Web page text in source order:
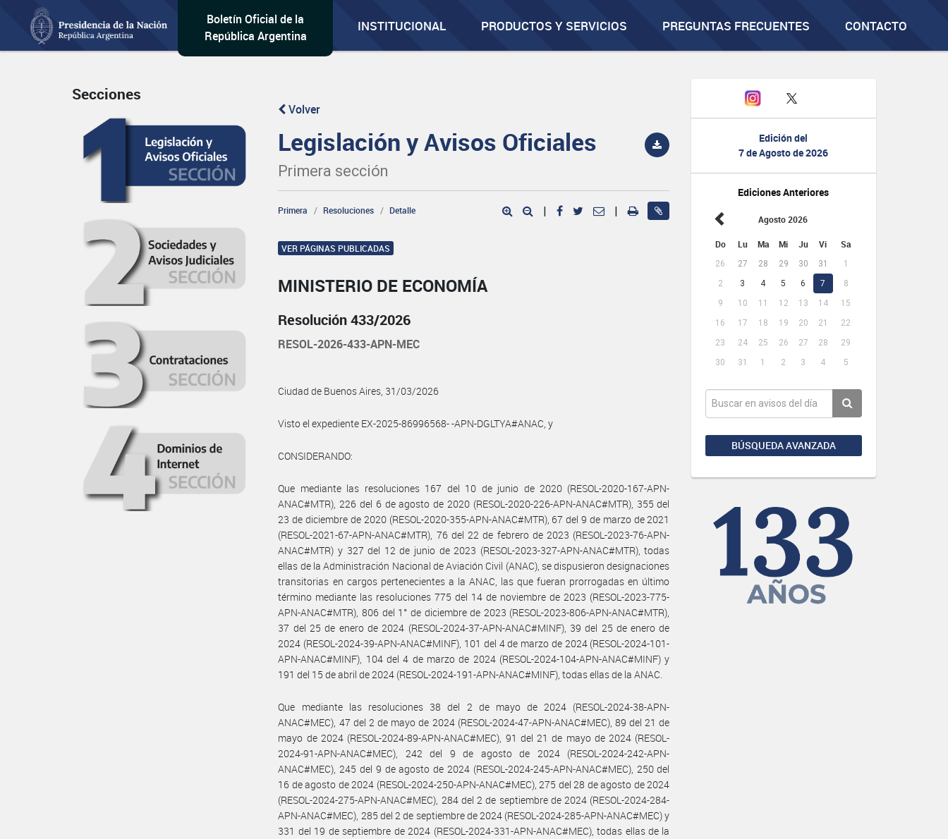
Boletín Oficial de la
República Argentina
INSTITUCIONAL PRODUCTOS Y SERVICIOS PREGUNTAS FRECUENTES CONTACTO
Edición del
7 de Agosto de 2026
Ediciones Anteriores
Agosto 2026
Do Lu Ma Mi Ju Vi Sa
26 27 28 29 30 31
1
2
3 4 5 6 7
8
9
10 11 12 13 14
15
16
17 18 19 20 21
22
23
24 25 26 27 28
29
30
31 1 2 3 4 5
BÚSQUEDA AVANZADA
Secciones
Volver
Legislación y Avisos Oficiales
Primera sección
Primera Resoluciones Detalle | |
VER PÁGINAS PUBLICADAS
MINISTERIO DE ECONOMÍA
Resolución 433/2026
RESOL-2026-433-APN-MEC
Ciudad de Buenos Aires, 31/03/2026
Visto el expediente EX-2025-86996568- -APN-DGLTYA#ANAC, y
CONSIDERANDO:
Que mediante las resoluciones 167 del 10 de junio de 2020 (RESOL-2020-167-APN-
ANAC#MTR), 226 del 6 de agosto de 2020 (RESOL-2020-226-APN-ANAC#MTR), 355 del
23 de diciembre de 2020 (RESOL-2020-355-APN-ANAC#MTR), 67 del 9 de marzo de 2021
(RESOL-2021-67-APN-ANAC#MTR), 76 del 22 de febrero de 2023 (RESOL-2023-76-APN-
ANAC#MTR) y 327 del 12 de junio de 2023 (RESOL-2023-327-APN-ANAC#MTR), todas
ellas de la Administración Nacional de Aviación Civil (ANAC), se dispusieron designaciones
transitorias en cargos pertenecientes a la ANAC, las que fueran prorrogadas en último
término mediante las resoluciones 775 del 14 de noviembre de 2023 (RESOL-2023-775-
APN-ANAC#MTR), 806 del 1° de diciembre de 2023 (RESOL-2023-806-APN-ANAC#MTR),
37 del 25 de enero de 2024 (RESOL-2024-37-APN-ANAC#MINF), 39 del 25 de enero de
2024 (RESOL-2024-39-APN-ANAC#MINF), 101 del 4 de marzo de 2024 (RESOL-2024-101-
APN-ANAC#MINF), 104 del 4 de marzo de 2024 (RESOL-2024-104-APN-ANAC#MINF) y
191 del 15 de abril de 2024 (RESOL-2024-191-APN-ANAC#MINF), todas ellas de la ANAC.
Que mediante las resoluciones 38 del 2 de mayo de 2024 (RESOL-2024-38-APN-
ANAC#MEC), 47 del 2 de mayo de 2024 (RESOL-2024-47-APN-ANAC#MEC), 89 del 21 de
mayo de 2024 (RESOL-2024-89-APN-ANAC#MEC), 91 del 21 de mayo de 2024 (RESOL-
2024-91-APN-ANAC#MEC), 242 del 9 de agosto de 2024 (RESOL-2024-242-APN-
ANAC#MEC), 245 del 9 de agosto de 2024 (RESOL-2024-245-APN-ANAC#MEC), 250 del
16 de agosto de 2024 (RESOL-2024-250-APN-ANAC#MEC), 275 del 28 de agosto de 2024
(RESOL-2024-275-APN-ANAC#MEC), 284 del 2 de septiembre de 2024 (RESOL-2024-284-
APN-ANAC#MEC), 285 del 2 de septiembre de 2024 (RESOL-2024-285-APN-ANAC#MEC) y
331 del 19 de septiembre de 2024 (RESOL-2024-331-APN-ANAC#MEC), todas ellas de la